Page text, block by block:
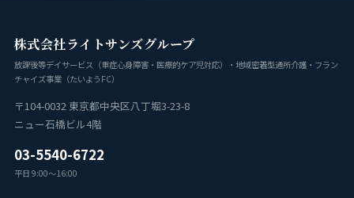
株式会社ライトサンズグループ
放課後等デイサービス（重症心身障害・医療的ケア児対応）・地域密着型通所介護・フラン
チャイズ事業（たいようFC）
〒104-0032 東京都中央区八丁堀3-23-8
ニュー石橋ビル4階
03-5540-6722
平日 9:00〜16:00